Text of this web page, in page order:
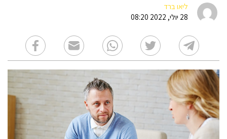
ליאו ברד
28 יולי, 2022 08:20